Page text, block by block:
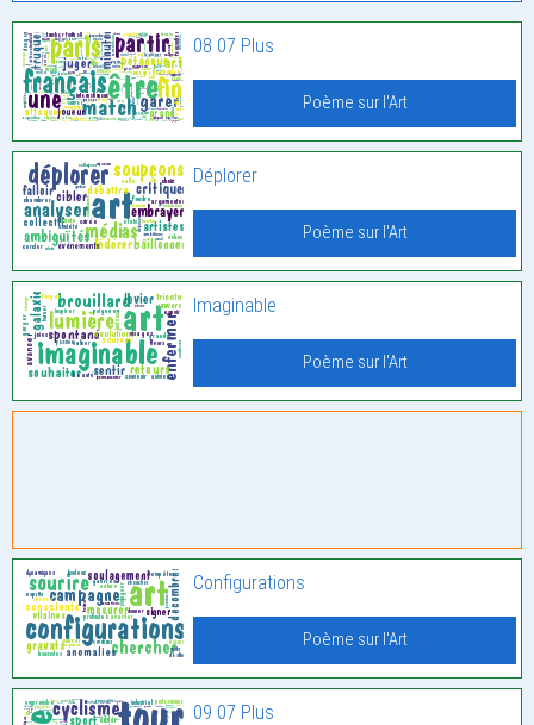
08 07 Plus
Poème sur l'Art
Déplorer
Poème sur l'Art
Imaginable
Poème sur l'Art
Configurations
Poème sur l'Art
09 07 Plus